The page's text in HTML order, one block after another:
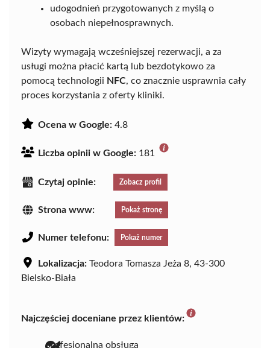
udogodnień przygotowanych z myślą o
osobach niepełnosprawnych.
Wizyty wymagają wcześniejszej rezerwacji, a za
usługi można płacić kartą lub bezdotykowo za
pomocą technologii NFC, co znacznie usprawnia cały
proces korzystania z oferty kliniki.
Ocena w Google: 4.8
Liczba opinii w Google: 181
Czytaj opinie: Zobacz profil
Strona www: Pokaż stronę
Numer telefonu: Pokaż numer
Lokalizacja: Teodora Tomasza Jeża 8, 43-300
Bielsko-Biała
Najczęściej doceniane przez klientów:
profesjonalna obsługa